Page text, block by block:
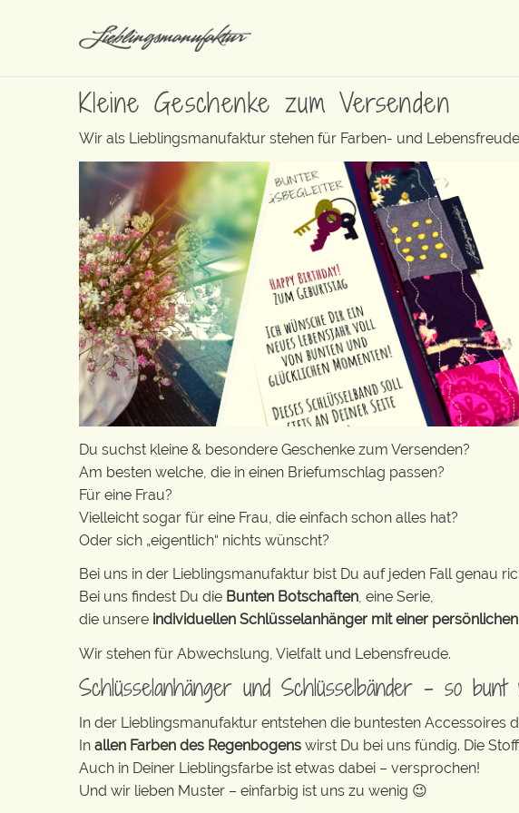
Kleine Geschenke zum Versenden
Wir als Lieblingsmanufaktur stehen für Farben- und
Du suchst kleine & besondere Geschenke zum Versenden?
Am besten welche, die in einen Briefumschlag passen?
Für eine Frau?
Vielleicht sogar für eine Frau, die einfach schon alles hat?
Oder sich „eigentlich“ nichts wünscht?
Bei uns in der Lieblingsmanufaktur bist Du auf jeden Fall genau
Bei uns findest Du die Bunten Botschaften, eine Serie,
die unsere individuellen Schlüsselanhänger mit einer
Wir stehen für Abwechslung, Vielfalt und Lebensfreude.
Schlüsselanhänger und Schlüsselbänder – so
In der Lieblingsmanufaktur entstehen die buntesten Accessoires
In allen Farben des Regenbogens wirst Du bei uns fündig. Die
Auch in Deiner Lieblingsfarbe ist etwas dabei – versprochen!
Und wir lieben Muster – einfarbig ist uns zu wenig 😉